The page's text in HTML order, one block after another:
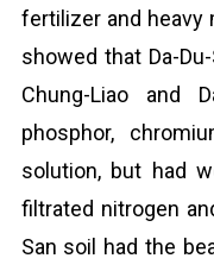
fertilizer and heavy
showed that Da-
Chung-Liao and
phosphor,
solution, but had
filtrated nitrogen
San soil had the